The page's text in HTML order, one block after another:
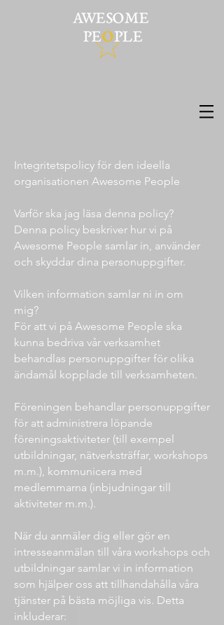
Integritetspolicy för den ideella
organisationen Awesome People
Varför ska jag läsa denna policy?
Denna policy beskriver hur vi på
Awesome People samlar in, använder
och skyddar dina personuppgifter.
Vilken information samlar ni in om
mig?
För att vi på Awesome People ska
kunna bedriva vår verksamhet
behandlas personuppgifter för olika
ändamål kopplade till verksamheten.
Föreningen behandlar personuppgifter
för att administrera löpande
föreningsaktiviteter (till exempel
utbildningar, nätverksträffar, workshops
m.m.), kommunicera med
medlemmarna (inbjudningar till
aktiviteter m.m.).
När du anmäler dig eller gör en
intresseanmälan till våra workshops och
utbildningar samlar vi in information
som hjälper oss att tillhandahålla våra
tjänster på bästa möjliga vis. Detta
inkluderar: